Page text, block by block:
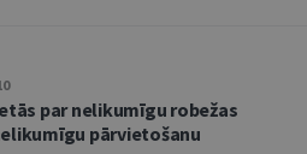
par nelikumīgu robežas
pārvietošanu